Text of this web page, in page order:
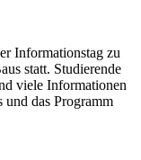
Informationstag zu
statt. Studierende
viele Informationen
und das Programm